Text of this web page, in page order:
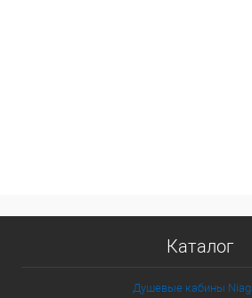
Каталог
Душевые кабины